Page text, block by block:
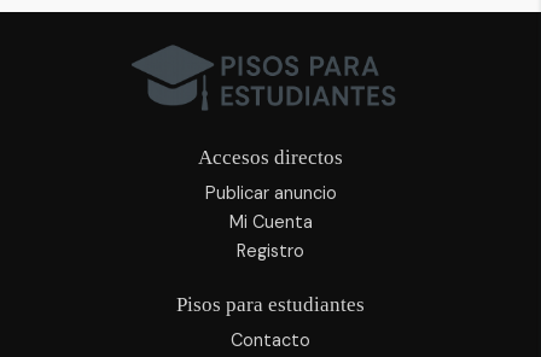
Accesos directos
Publicar anuncio
Mi Cuenta
Registro
Pisos para estudiantes
Contacto